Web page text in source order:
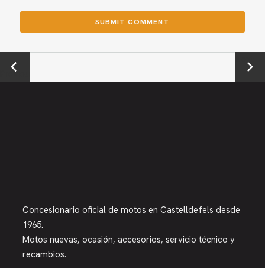
←
Previou
Next →
Concesionario oficial de motos en Castelldefels desde
1965.
Motos nuevas, ocasión, accesorios, servicio técnico y
recambios.